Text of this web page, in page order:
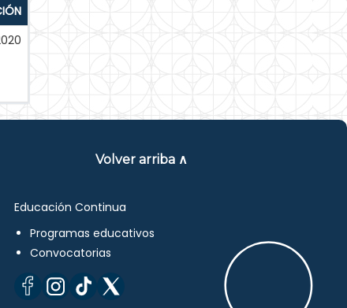
Volver arriba ∧
Educación Continua
Programas educativos
Convocatorias